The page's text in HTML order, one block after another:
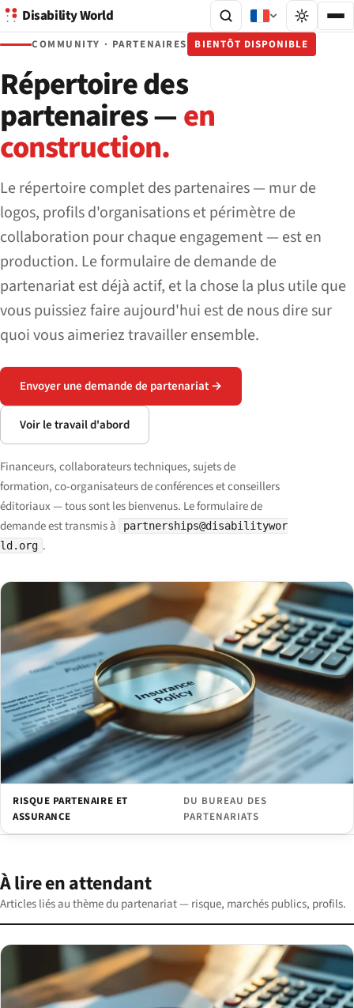
Disability World
COMMUNITY · PARTENAIRES BIENTÔT DISPONIBLE
Répertoire des
partenaires —en
construction.
Le répertoire complet des partenaires — mur de
logos, profils d'organisations et périmètre de
collaboration pour chaque engagement — est en
production. Le formulaire de demande de
partenariat est déjà actif, et la chose la plus utile que
vous puissiez faire aujourd'hui est de nous dire sur
quoi vous aimeriez travailler ensemble.
Envoyer une demande de partenariat →
Voir le travail d'abord
Financeurs, collaborateurs techniques, sujets de
formation, co-organisateurs de conférences et conseillers
éditoriaux — tous sont les bienvenus. Le formulaire de
demande est transmis à
partnerships@disabilitywor
ld.org .
RISQUE PARTENAIRE ET
ASSURANCE
DU BUREAU DES
PARTENARIATS
À lire en attendant
Articles liés au thème du partenariat — risque, marchés publics, profils.